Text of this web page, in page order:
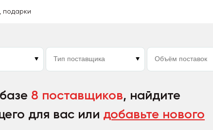
подарки
8 поставщиков, найдите
для вас или добавьте нового